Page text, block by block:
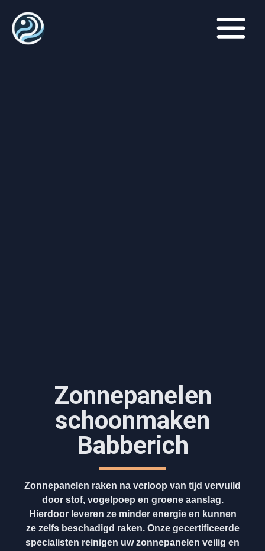
Zonnepanelen
schoonmaken
Babberich
Zonnepanelen raken na verloop van tijd vervuild
door stof, vogelpoep en groene aanslag.
Hierdoor leveren ze minder energie en kunnen
ze zelfs beschadigd raken. Onze gecertificeerde
specialisten reinigen uw zonnepanelen veilig en